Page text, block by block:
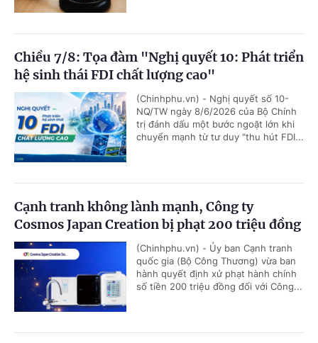
Chiều 7/8: Tọa đàm "Nghị quyết 10: Phát triển
hệ sinh thái FDI chất lượng cao"
(Chinhphu.vn) - Nghị quyết số 10-
NQ/TW ngày 8/6/2026 của Bộ Chính
trị đánh dấu một bước ngoặt lớn khi
chuyển mạnh từ tư duy "thu hút FDI...
Cạnh tranh không lành mạnh, Công ty
Cosmos Japan Creation bị phạt 200 triệu đồng
(Chinhphu.vn) - Ủy ban Cạnh tranh
quốc gia (Bộ Công Thương) vừa ban
hành quyết định xử phạt hành chính
số tiền 200 triệu đồng đối với Công...